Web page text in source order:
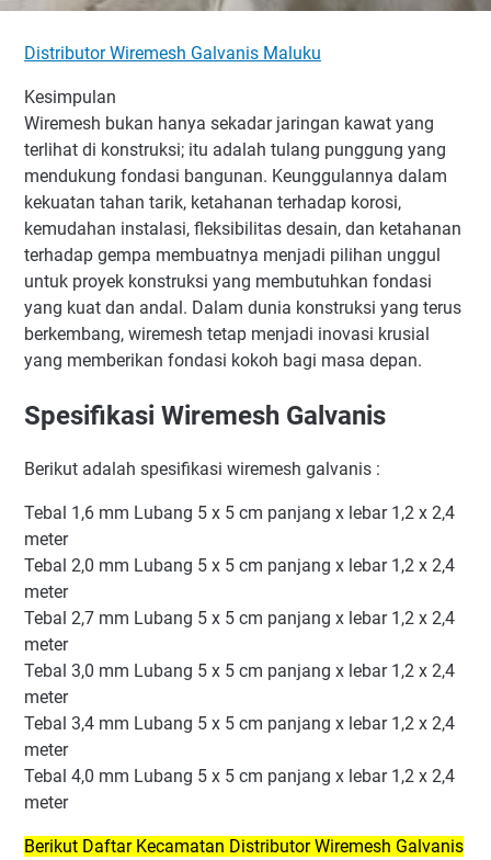
Distributor Wiremesh Galvanis Maluku
Kesimpulan
Wiremesh bukan hanya sekadar jaringan kawat yang
terlihat di konstruksi; itu adalah tulang punggung yang
mendukung fondasi bangunan. Keunggulannya dalam
kekuatan tahan tarik, ketahanan terhadap korosi,
kemudahan instalasi, fleksibilitas desain, dan ketahanan
terhadap gempa membuatnya menjadi pilihan unggul
untuk proyek konstruksi yang membutuhkan fondasi
yang kuat dan andal. Dalam dunia konstruksi yang terus
berkembang, wiremesh tetap menjadi inovasi krusial
yang memberikan fondasi kokoh bagi masa depan.
Spesifikasi Wiremesh Galvanis
Berikut adalah spesifikasi wiremesh galvanis :
Tebal 1,6 mm Lubang 5 x 5 cm panjang x lebar 1,2 x 2,4
meter
Tebal 2,0 mm Lubang 5 x 5 cm panjang x lebar 1,2 x 2,4
meter
Tebal 2,7 mm Lubang 5 x 5 cm panjang x lebar 1,2 x 2,4
meter
Tebal 3,0 mm Lubang 5 x 5 cm panjang x lebar 1,2 x 2,4
meter
Tebal 3,4 mm Lubang 5 x 5 cm panjang x lebar 1,2 x 2,4
meter
Tebal 4,0 mm Lubang 5 x 5 cm panjang x lebar 1,2 x 2,4
meter
Berikut Daftar Kecamatan Distributor Wiremesh Galvanis